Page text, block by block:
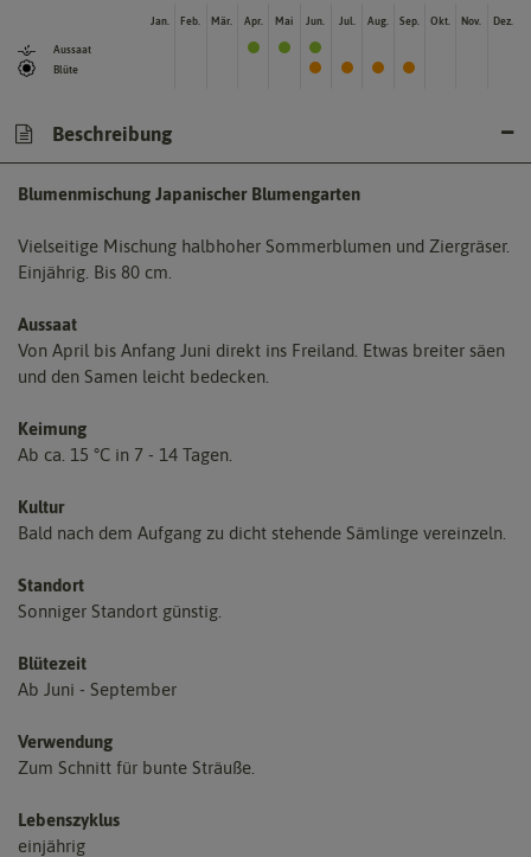
Aussaat
Blüte
Jan. Feb. Mär. Apr. Mai Jun. Jul. Aug. Sep. Okt. Nov. Dez.
Beschreibung
Blumenmischung Japanischer Blumengarten
Vielseitige Mischung halbhoher Sommerblumen und Ziergräser.
Einjährig. Bis 80 cm.
Aussaat
Von April bis Anfang Juni direkt ins Freiland. Etwas breiter säen
und den Samen leicht bedecken.
Keimung
Ab ca. 15 °C in 7 - 14 Tagen.
Kultur
Bald nach dem Aufgang zu dicht stehende Sämlinge vereinzeln.
Standort
Sonniger Standort günstig.
Blütezeit
Ab Juni - September
Verwendung
Zum Schnitt für bunte Sträuße.
Lebenszyklus
einjährig